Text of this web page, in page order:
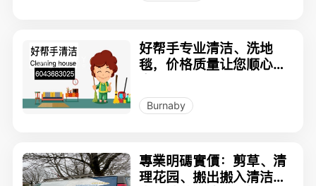
好帮手专业清洁、洗地
毯，价格质量让您顺心满
Burnaby
專業明碼實價：剪草、清
理花园、搬出搬入清洁、